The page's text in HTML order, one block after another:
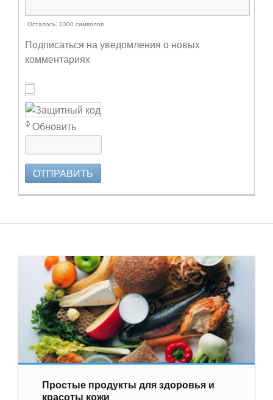
Осталось: 2300 символов
Подписаться на уведомления о новых
комментариях
Обновить
ОТПРАВИТЬ
Простые продукты для здоровья и
красоты кожи